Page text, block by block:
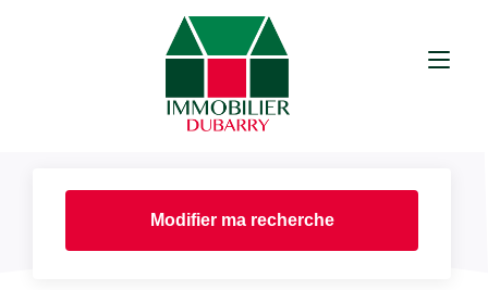
Modifier ma recherche